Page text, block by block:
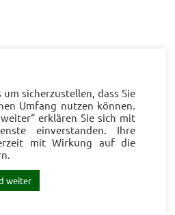
sicherzustellen, dass Sie
Umfang nutzen können.
erklären Sie sich mit
einverstanden. Ihre
mit Wirkung auf die
weiter